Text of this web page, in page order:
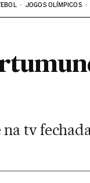
JOGOS OLÍMPICOS
tv